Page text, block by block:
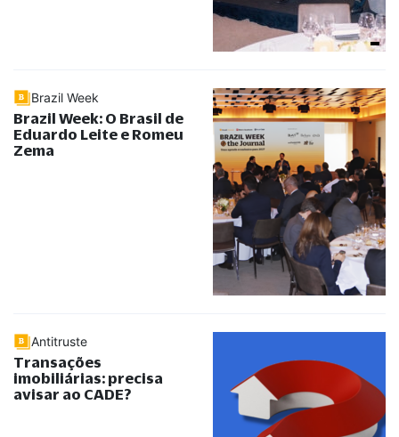
Brazil Week
Brazil Week: O Brasil de
Eduardo Leite e Romeu
Zema
Antitruste
Transações
imobiliárias: precisa
avisar ao CADE?